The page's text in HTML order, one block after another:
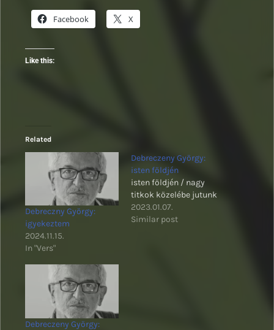
Facebook X
Like this:
Related
Debreczny György:
igyekeztem
2024.11.15.
In "Vers"
Debreczeny György:
isten földjén
isten földjén / nagy
titkok közelébe jutunk
2023.01.07.
Similar post
Debreczeny György: